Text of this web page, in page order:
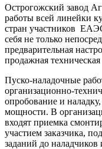
Острогожский завод
работы всей линейки
стран участников
себя не только
предварительная
продажная
Пуско-наладочные
организационно-
опробование и
мощности. В
входят приемка
участием заказчика,
заданий до наладчиков